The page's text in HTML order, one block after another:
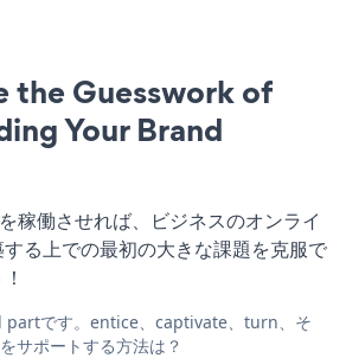
the Guesswork of
Your Brand
稼働させれば、ビジネスのオンライ
る上での最初の大きな課題を克服で
partです。entice、captivate、turn、そ
サポートする方法は？